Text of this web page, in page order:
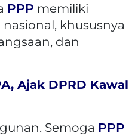
PPP memiliki
khususnya
dan
Ajak DPRD Kawal
Semoga PPP